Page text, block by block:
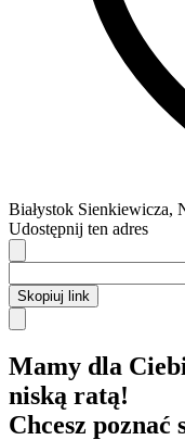
Białystok Sienkiewicza,
Udostępnij ten adres
Skopiuj link
Mamy dla
niską ratą!
Chcesz poznać